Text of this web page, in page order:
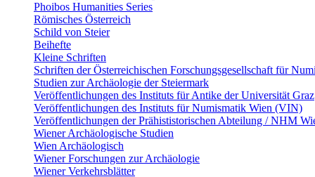
Phoibos Humanities Series
Römisches Österreich
Schild von Steier
Beihefte
Kleine Schriften
Schriften der Österreichischen Forschungsgesellschaft für
Studien zur Archäologie der Steiermark
Veröffentlichungen des Instituts für Antike der Universität Graz
Veröffentlichungen des Instituts für Numismatik Wien (VIN)
Veröffentlichungen der Prähististorischen Abteilung / NHM
Wiener Archäologische Studien
Wien Archäologisch
Wiener Forschungen zur Archäologie
Wiener Verkehrsblätter